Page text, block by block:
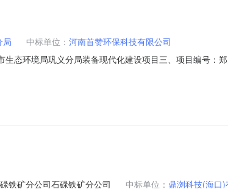
局 中标单位： 河南首赞环保科技有限公司
态环境局巩义分局装备现代化建设项目三、项目编号：
区(郑东)康宁街86号1号楼2单元30层115号联系人：范房
铁矿分公司石碌铁矿分公司 中标单位： 鼎浏科技(海口)